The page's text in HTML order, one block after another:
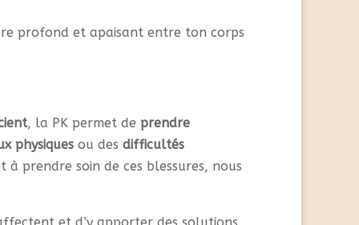
profond et apaisant entre ton corps
, la PK permet de prendre
physiques ou des difficultés
prendre soin de ces blessures, nous